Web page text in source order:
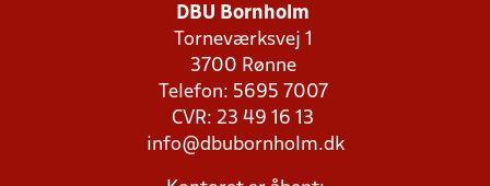
DBU Bornholm
Torneværksvej 1
3700 Rønne
Telefon: 5695 7007
CVR: 23 49 16 13
info@dbubornholm.dk